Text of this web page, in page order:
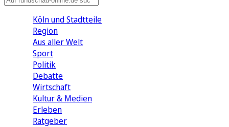
Köln und Stadtteile
Region
Aus aller Welt
Sport
Politik
Debatte
Wirtschaft
Kultur & Medien
Erleben
Ratgeber